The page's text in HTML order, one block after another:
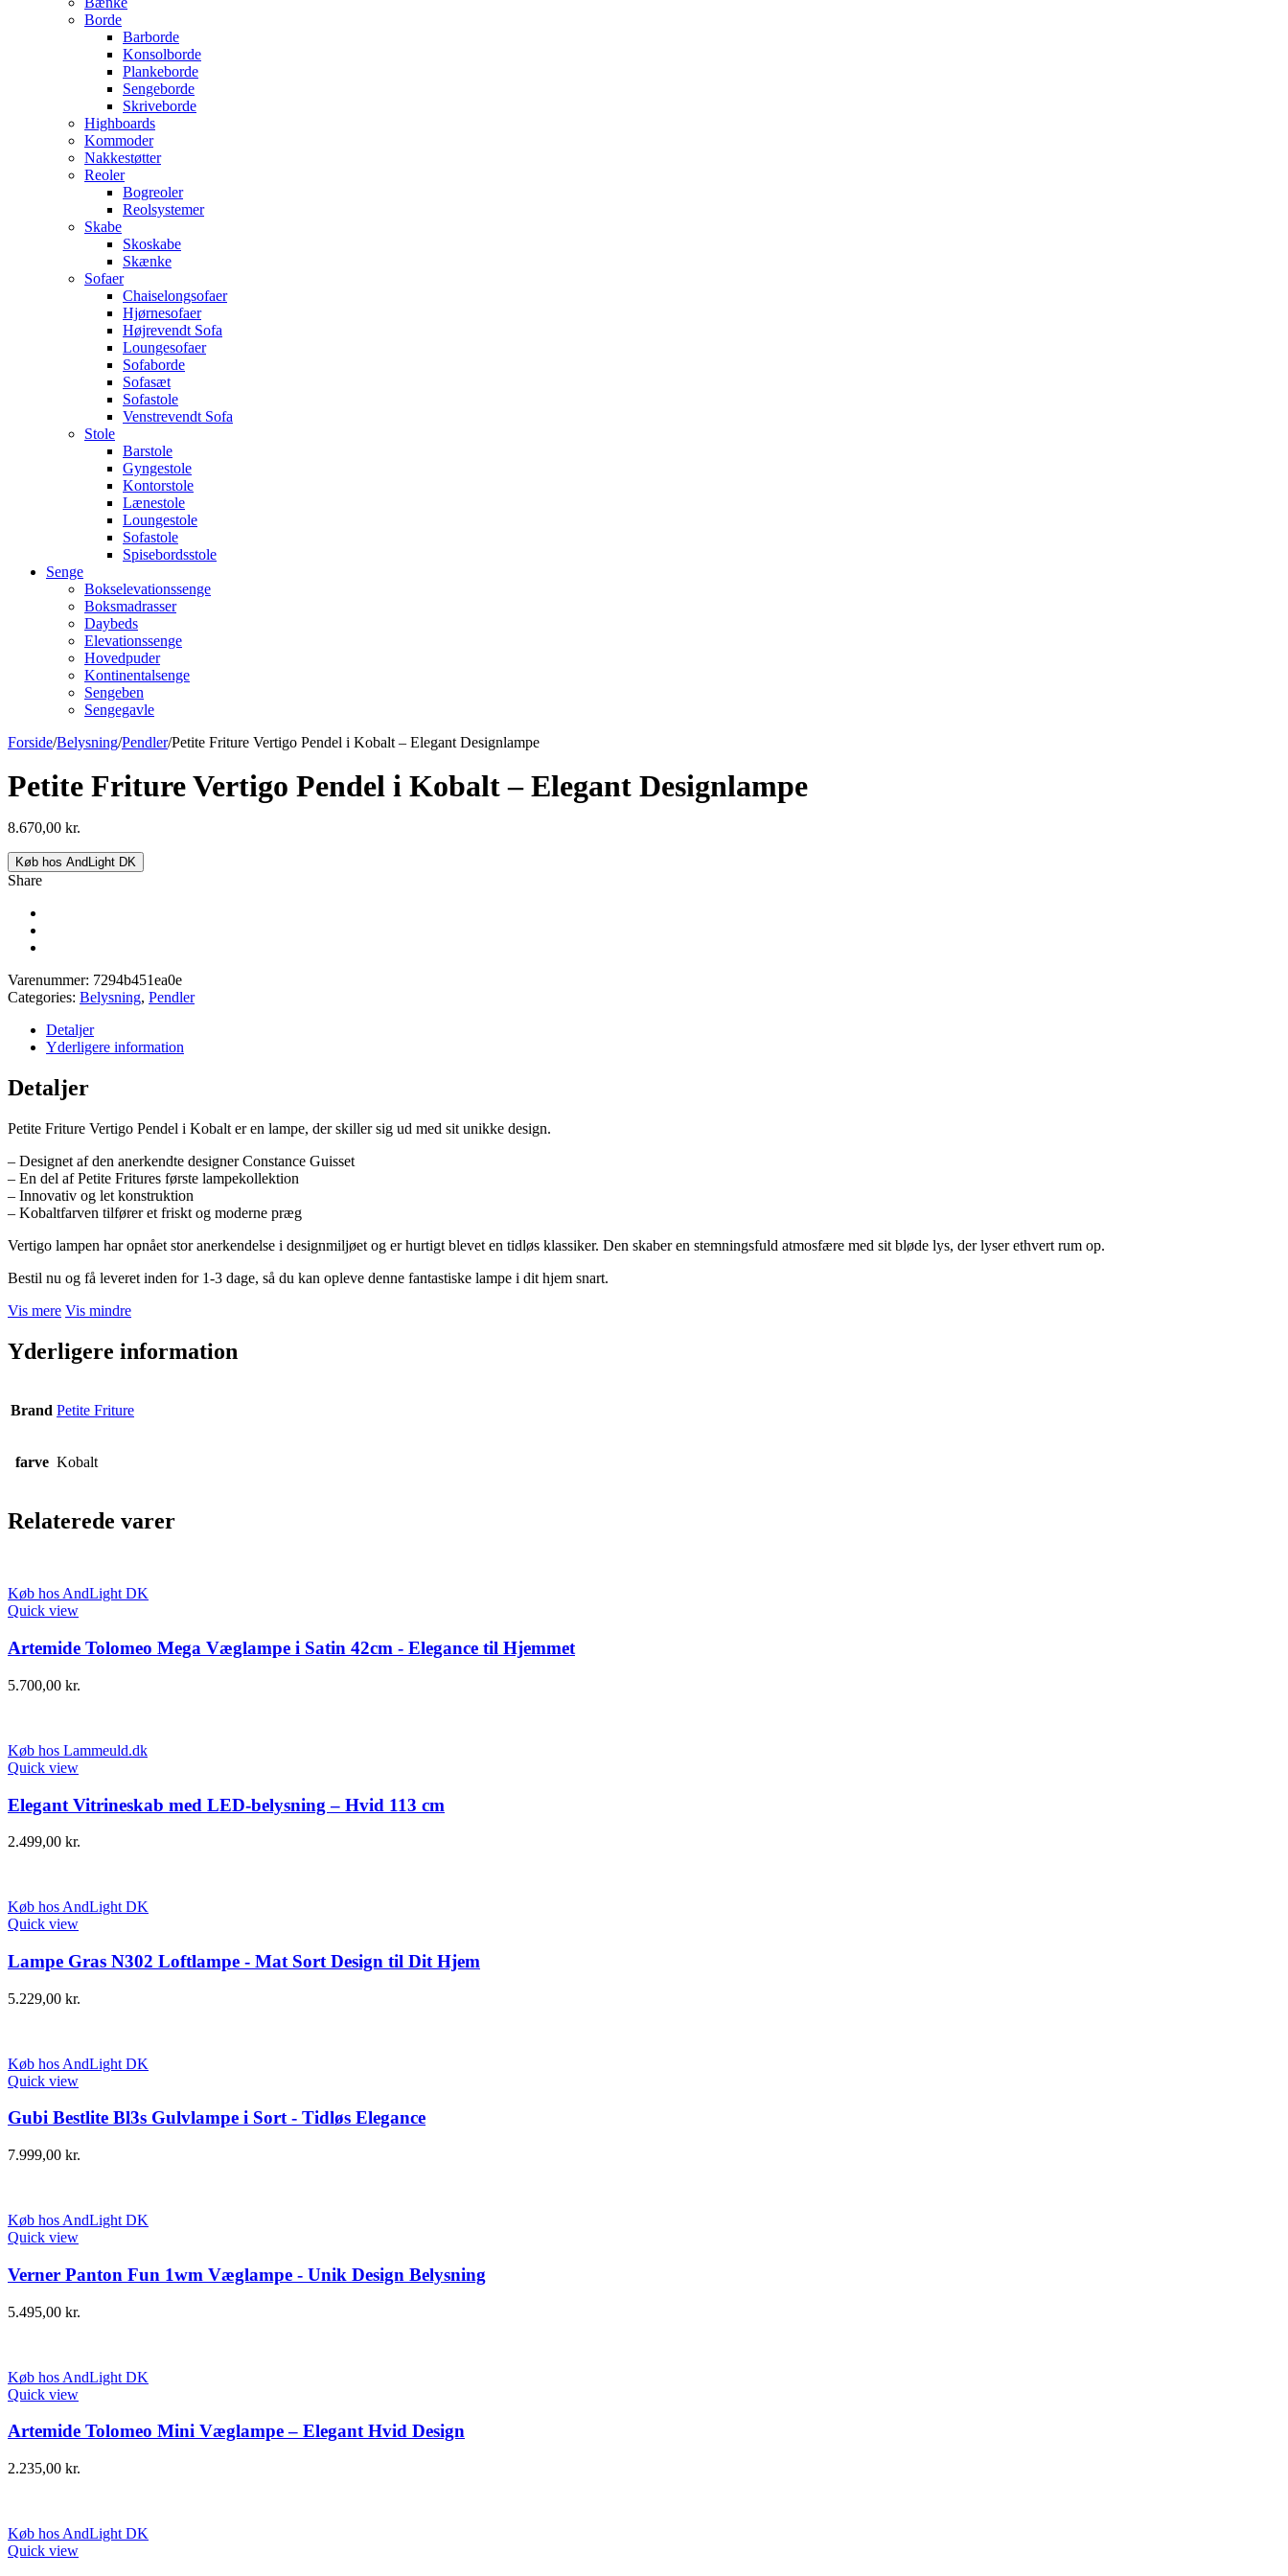
Borde
Barborde
Konsolborde
Plankeborde
Sengeborde
Skriveborde
Highboards
Kommoder
Nakkestøtter
Reoler
Bogreoler
Reolsystemer
Skabe
Skoskabe
Skænke
Sofaer
Chaiselongsofaer
Hjørnesofaer
Højrevendt Sofa
Loungesofaer
Sofaborde
Sofasæt
Sofastole
Venstrevendt Sofa
Stole
Barstole
Gyngestole
Kontorstole
Lænestole
Loungestole
Sofastole
Spisebordsstole
Senge
Bokselevationssenge
Boksmadrasser
Daybeds
Elevationssenge
Hovedpuder
Kontinentalsenge
Sengeben
Sengegavle
Forside/Belysning/Pendler/Petite Friture Vertigo Pendel i Kobalt – Elegant Designlampe
Petite Friture Vertigo Pendel i Kobalt – Elegant Designlampe
8.670,00 kr.
Køb hos AndLight DK
Share
Varenummer: 7294b451ea0e
Categories: Belysning, Pendler
Detaljer
Yderligere information
Detaljer
Petite Friture Vertigo Pendel i Kobalt er en lampe, der skiller sig ud med sit unikke design.
– Designet af den anerkendte designer Constance Guisset
– En del af Petite Fritures første lampekollektion
– Innovativ og let konstruktion
– Kobaltfarven tilfører et friskt og moderne præg
Vertigo lampen har opnået stor anerkendelse i designmiljøet og er hurtigt blevet en tidløs klassiker. Den skaber en stemningsfuld atmosfære med sit bløde lys, der lyser ethvert rum op.
Bestil nu og få leveret inden for 1-3 dage, så du kan opleve denne fantastiske lampe i dit hjem snart.
Vis mere Vis mindre
Yderligere information
Brand Petite Friture
farve Kobalt
Relaterede varer
Køb hos AndLight DK
Quick view
Artemide Tolomeo Mega Væglampe i Satin 42cm - Elegance til Hjemmet
5.700,00 kr.
Køb hos Lammeuld.dk
Quick view
Elegant Vitrineskab med LED-belysning – Hvid 113 cm
2.499,00 kr.
Køb hos AndLight DK
Quick view
Lampe Gras N302 Loftlampe - Mat Sort Design til Dit Hjem
5.229,00 kr.
Køb hos AndLight DK
Quick view
Gubi Bestlite Bl3s Gulvlampe i Sort - Tidløs Elegance
7.999,00 kr.
Køb hos AndLight DK
Quick view
Verner Panton Fun 1wm Væglampe - Unik Design Belysning
5.495,00 kr.
Køb hos AndLight DK
Quick view
Artemide Tolomeo Mini Væglampe – Elegant Hvid Design
2.235,00 kr.
Køb hos AndLight DK
Quick view